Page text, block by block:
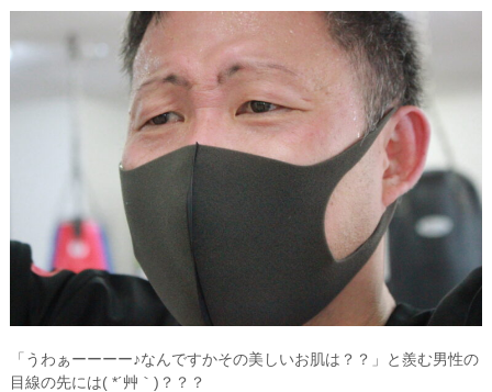
「うわぁーーーー♪なんですかその美しいお肌は？？」と羨む男性の
目線の先には( *´艸｀)？？？